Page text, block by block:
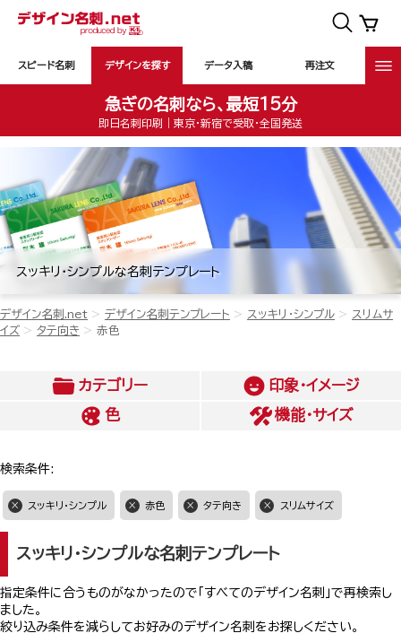
スピード名刺 デザインを探す データ入稿 再注文
急ぎの名刺なら、最短15分
即日名刺印刷｜東京・新宿で受取・全国発送
スッキリ・シンプルな名刺テンプレート
デザイン名刺.net デザイン名刺テンプレート スッキリ・シンプル
スリムサ
イズ
タテ向き 赤色
カテゴリー
印象・イメージ
色
機能・サイズ
検索条件:
スッキリ・シンプル 赤色 タテ向き スリムサイズ
スッキリ・シンプルな名刺テンプレート
指定条件に合うものがなかったので「すべてのデザイン名刺」で再検索し
ました。
絞り込み条件を減らしてお好みのデザイン名刺をお探しください。